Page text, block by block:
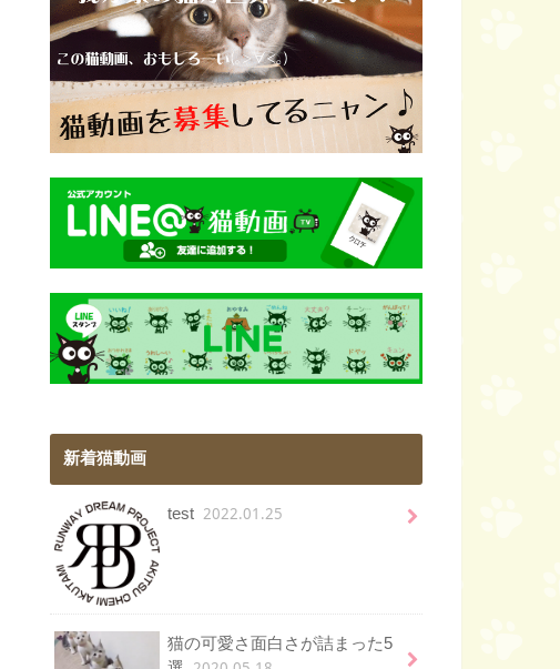
新着猫動画
test 2022.01.25
猫の可愛さ面白さが詰まった5